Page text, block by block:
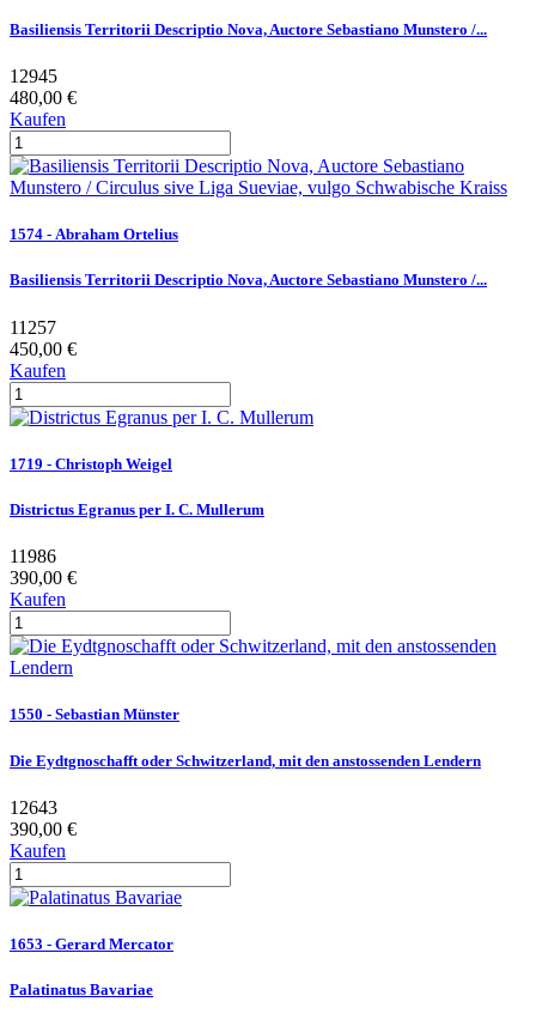
Basiliensis Territorii Descriptio Nova, Auctore Sebastiano Munstero /...
12945
480,00 €
Kaufen
1574 - Abraham Ortelius
Basiliensis Territorii Descriptio Nova, Auctore Sebastiano Munstero /...
11257
450,00 €
Kaufen
1719 - Christoph Weigel
Districtus Egranus per I. C. Mullerum
11986
390,00 €
Kaufen
1550 - Sebastian Münster
Die Eydtgnoschafft oder Schwitzerland, mit den anstossenden Lendern
12643
390,00 €
Kaufen
1653 - Gerard Mercator
Palatinatus Bavariae